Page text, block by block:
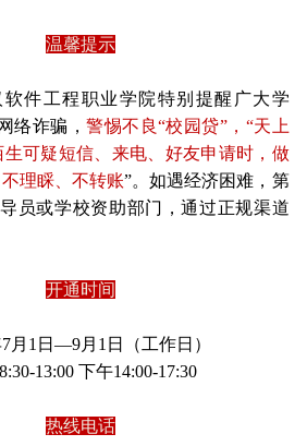
温馨提示
件工程职业学院特别提醒广大学
络诈骗，警惕不良“校园贷”，“天上
可疑短信、来电、好友申请时，做
理睬、不转账”。如遇经济困难，第
员或学校资助部门，通过正规渠道
开通时间
7月1日—9月1日（工作日）
8:30-13:00 下午14:00-17:30
热线电话